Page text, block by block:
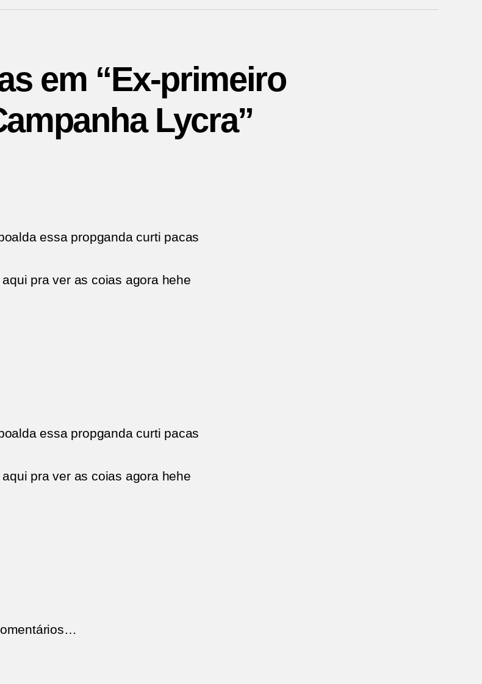
em “Ex-primeiro
Lycra”
essa propganda curti pacas
pra ver as coias agora hehe
essa propganda curti pacas
pra ver as coias agora hehe